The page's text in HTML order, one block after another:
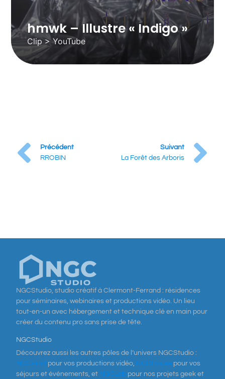
hmwk – Illustre « Indigo »
Clip > YouTube
Précédent
RROBIN
Suivant
La Forêt des Arboris
NGCStudio, studio créatif à Clermont-Ferrand : résidences
pour séminaires, webinaires et productions vidéo. Un lieu
tout-en-un avec hébergement et technique clé en main pour
créer du contenu pro sans prise de tête.
NGCStudio
Découvrez aussi les autres pôles de l’univers NGCStudio :
NGCProd pour vos productions vidéo, NGCHouse pour vos
séjours et événements, et NGCLab pour nos projets geek et